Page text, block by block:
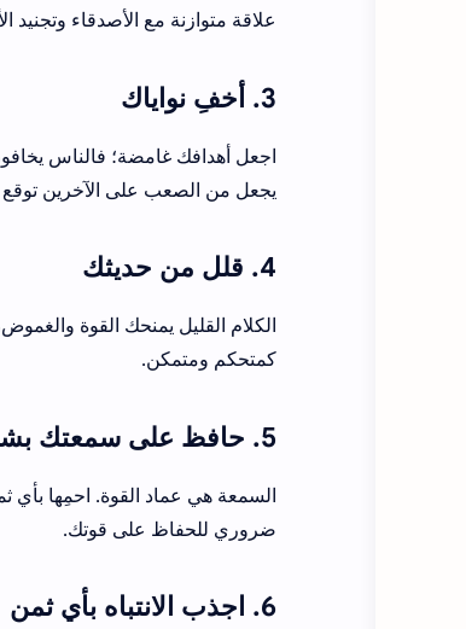
علاقة متوازنة مع الأصدقاء وتجنيد
3. أخفِ نواياك
اجعل أهدافك غامضة؛ فالناس
يجعل من الصعب على الآخرين توقع
4. قلل من حديثك
الكلام القليل يمنحك القوة
كمتحكم ومتمكن.
5. حافظ على سمعتك بشدة
السمعة هي عماد القوة. احمِها بأي
ضروري للحفاظ على قوتك.
6. اجذب الانتباه بأي ثمن